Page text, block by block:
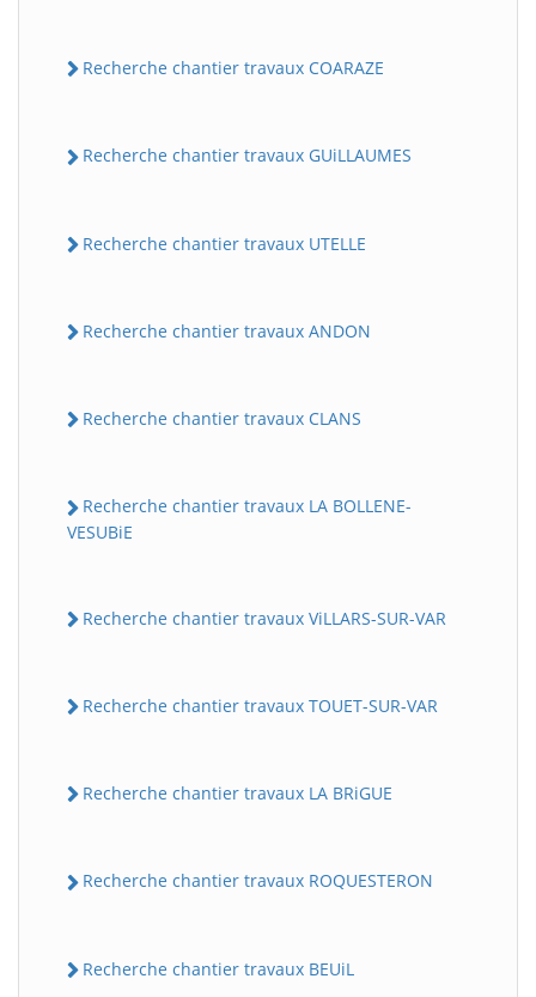
Recherche chantier travaux COARAZE
Recherche chantier travaux GUiLLAUMES
Recherche chantier travaux UTELLE
Recherche chantier travaux ANDON
Recherche chantier travaux CLANS
Recherche chantier travaux LA BOLLENE-
VESUBiE
Recherche chantier travaux ViLLARS-SUR-VAR
Recherche chantier travaux TOUET-SUR-VAR
Recherche chantier travaux LA BRiGUE
Recherche chantier travaux ROQUESTERON
Recherche chantier travaux BEUiL